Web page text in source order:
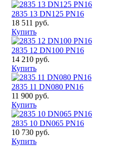
2835 13 DN125 PN16
18 511 руб.
Купить
2835 12 DN100 PN16
14 210 руб.
Купить
2835 11 DN080 PN16
11 900 руб.
Купить
2835 10 DN065 PN16
10 730 руб.
Купить